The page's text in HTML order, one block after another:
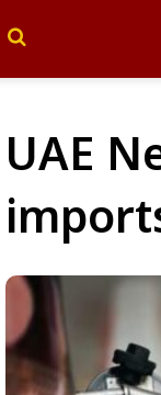
UAE